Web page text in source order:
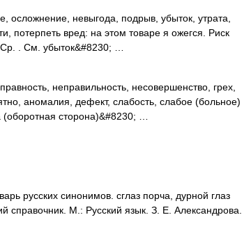
невыгода, подрыв, убыток, утрата,
потерпеть вред: на этом товаре я ожегся. Риск
. См. убыток&#8230; …
неправильность, несовершенство, грех,
аномалия, дефект, слабость, слабое (больное)
сторона)&#8230; …
русских синонимов. сглаз порча, дурной глаз
справочник. М.: Русский язык. З. Е. Александрова.